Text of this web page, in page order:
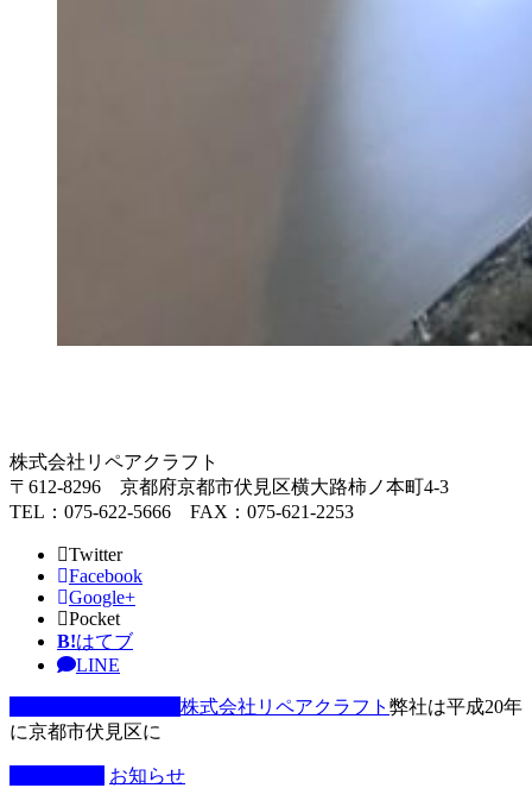
株式会社リペアクラフト
〒612-8296 京都府京都市伏見区横大路柿ノ本町4-3
TEL：075-622-5666 FAX：075-621-2253
Twitter
Facebook
Google+
Pocket
B!はてブ
LINE
株式会社リペアクラフト 弊社は平成20年
に京都市伏見区に
お知らせ